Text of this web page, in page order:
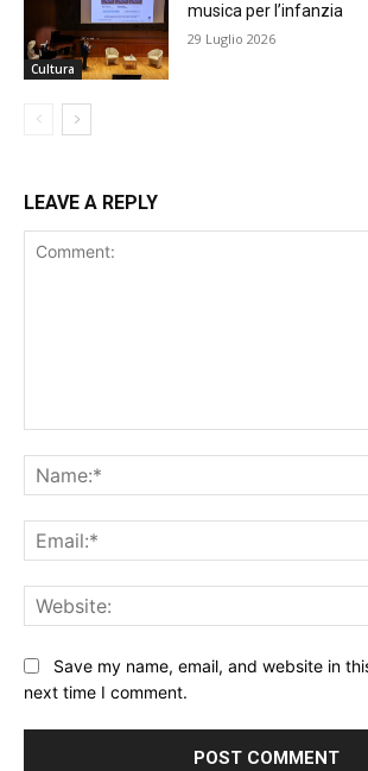
Cultura
musica per l’infanzia
29 Luglio 2026
LEAVE A REPLY
Save my name, email, and website in
next time I comment.